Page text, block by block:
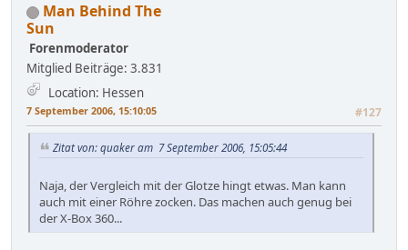
Man Behind The
Sun
Forenmoderator
Mitglied Beiträge: 3.831
Location: Hessen
7 September 2006, 15:10:05 #127
Zitat von: quaker am 7 September 2006, 15:05:44
Naja, der Vergleich mit der Glotze hingt etwas. Man kann
auch mit einer Röhre zocken. Das machen auch genug bei
der X-Box 360...